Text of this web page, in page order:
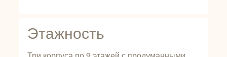
Этажность